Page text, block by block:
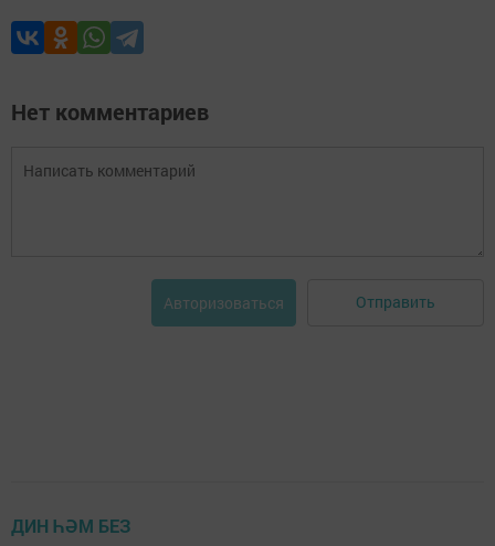
Нет комментариев
Авторизоваться Отправить
ДИН ҺӘМ БЕЗ